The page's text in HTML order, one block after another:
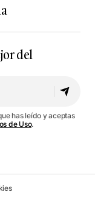
del
has leído y aceptas
de Uso.